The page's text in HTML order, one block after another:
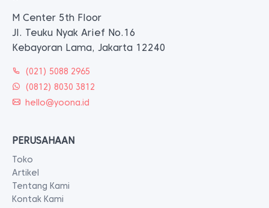
M Center 5th Floor
Jl. Teuku Nyak Arief No.16
Kebayoran Lama, Jakarta 12240
(021) 5088 2965
(0812) 8030 3812
hello@yoona.id
PERUSAHAAN
Toko
Artikel
Tentang Kami
Kontak Kami